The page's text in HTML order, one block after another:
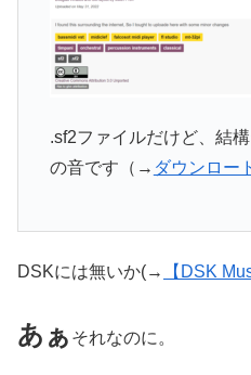
.sf2ファイルだけど、結
の音です（→ ダウンロー
DSKには無いか(→ 【DSK
あぁ それなのに。